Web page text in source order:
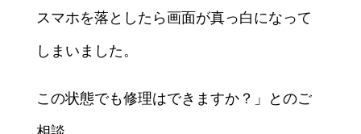
スマホを落としたら画面が真っ白になって
しまいました。
この状態でも修理はできますか？」とのご